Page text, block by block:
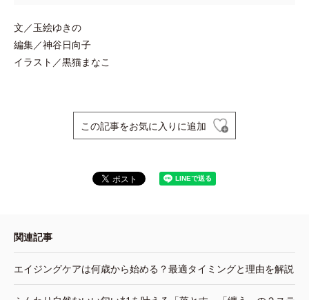
文／玉絵ゆきの
編集／神谷日向子
イラスト／黒猫まなこ
この記事をお気に入りに追加
関連記事
エイジングケアは何歳から始める？最適タイミングと理由を解説